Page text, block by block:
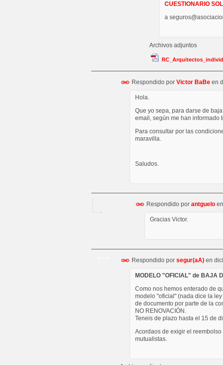
CUESTIONARIO
a seguros@
Archivos adjuntos
Respondido por Victor BaBe en
Hola.
Que yo sepa, para darse de
email, según me han informado
Para consultar por las
maravilla.
Saludos.
Respondido por antguelo en
Gracias Victor.
Respondido por segur(aA) en
MODELO "OFICIAL" de BAJA
Como nos hemos enterado de
modelo "oficial" (nada dice la
de documento por parte de la
NO RENOVACIÓN.
Teneis de plazo hasta el 15 de
Acordaos de exigir el
mutualistas.